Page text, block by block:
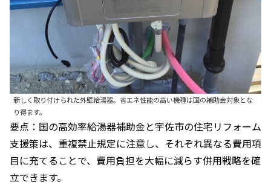
新しく取り付けられた外壁給湯器。省エネ性能の高い機種は国の補助金対象とな
り得ます。
要点：国の高効率給湯器補助金と宇佐市の住宅リフォーム
支援策は、重複禁止規定に注意し、それぞれ異なる費用項
目に充てることで、費用負担を大幅に減らす併用戦略を確
立できます。